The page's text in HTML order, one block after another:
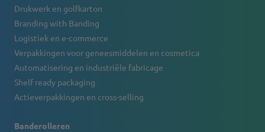
Drukwerk en golfkarton
Branding with Banding
Logistiek en e-commerce
Verpakkingen voor geneesmiddelen en cosmetica
Automatisering en industriële fabricage
Shelf ready packaging
Actieverpakkingen en cross-selling
Banderolleren